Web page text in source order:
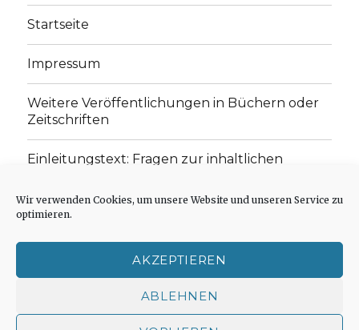
Wir verwenden Cookies, um unsere Website und unseren Service zu
optimieren.
AKZEPTIEREN
ABLEHNEN
Startseite
Impressum
Weitere Veröffentlichungen in Büchern oder
Zeitschriften
Einleitungstext: Fragen zur inhaltlichen
„schwachen Glaubens“
Cookie-Richtlinie (EU)